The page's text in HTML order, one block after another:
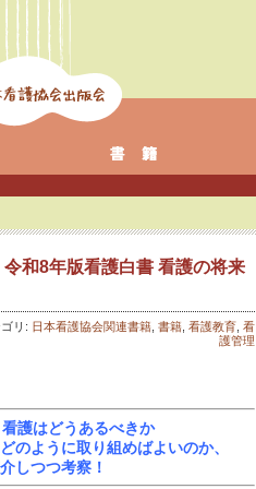
和8年版看護白書 看護の将来
リ: 日本看護協会関連書籍 書籍 看護教育 看
護管理
護はどうあるべきか
のように取り組めばよいのか、
しつつ考察！